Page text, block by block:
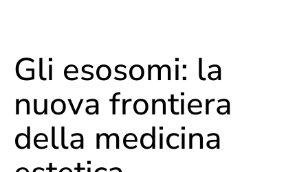
Gli esosomi: la
nuova frontiera
della medicina